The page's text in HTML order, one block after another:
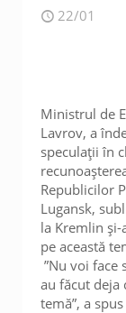
22/01
Ministrul de
Lavrov, a
speculații în
Republicilor
Lugansk,
la Kremlin
pe această
”Nu voi face
au făcut deja
temă”, a spus